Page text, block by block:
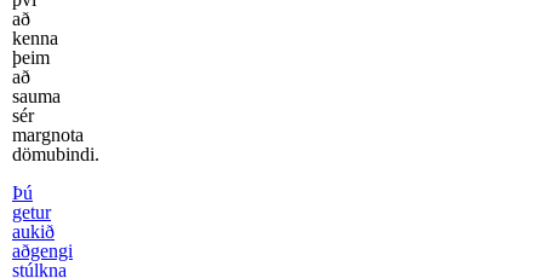
að
kenna
þeim
að
sauma
sér
margnota
dömubindi.
Þú
getur
aukið
aðgengi
stúlkna